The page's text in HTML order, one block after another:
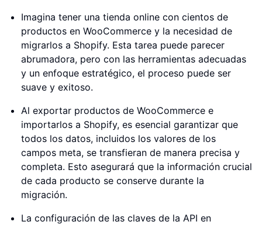
Imagina tener una tienda online con cientos de
productos en WooCommerce y la necesidad de
migrarlos a Shopify. Esta tarea puede parecer
abrumadora, pero con las herramientas adecuadas
y un enfoque estratégico, el proceso puede ser
suave y exitoso.
Al exportar productos de WooCommerce e
importarlos a Shopify, es esencial garantizar que
todos los datos, incluidos los valores de los
campos meta, se transfieran de manera precisa y
completa. Esto asegurará que la información crucial
de cada producto se conserve durante la
migración.
La configuración de las claves de la API en